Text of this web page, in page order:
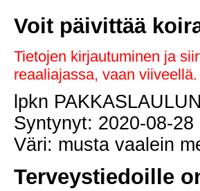
Voit päivittää
Tietojen kirjautuminen ja
reaaliajassa, vaan
lpkn
Syntynyt: 2020-08-
Väri: musta vaalein
Terveystiedoille